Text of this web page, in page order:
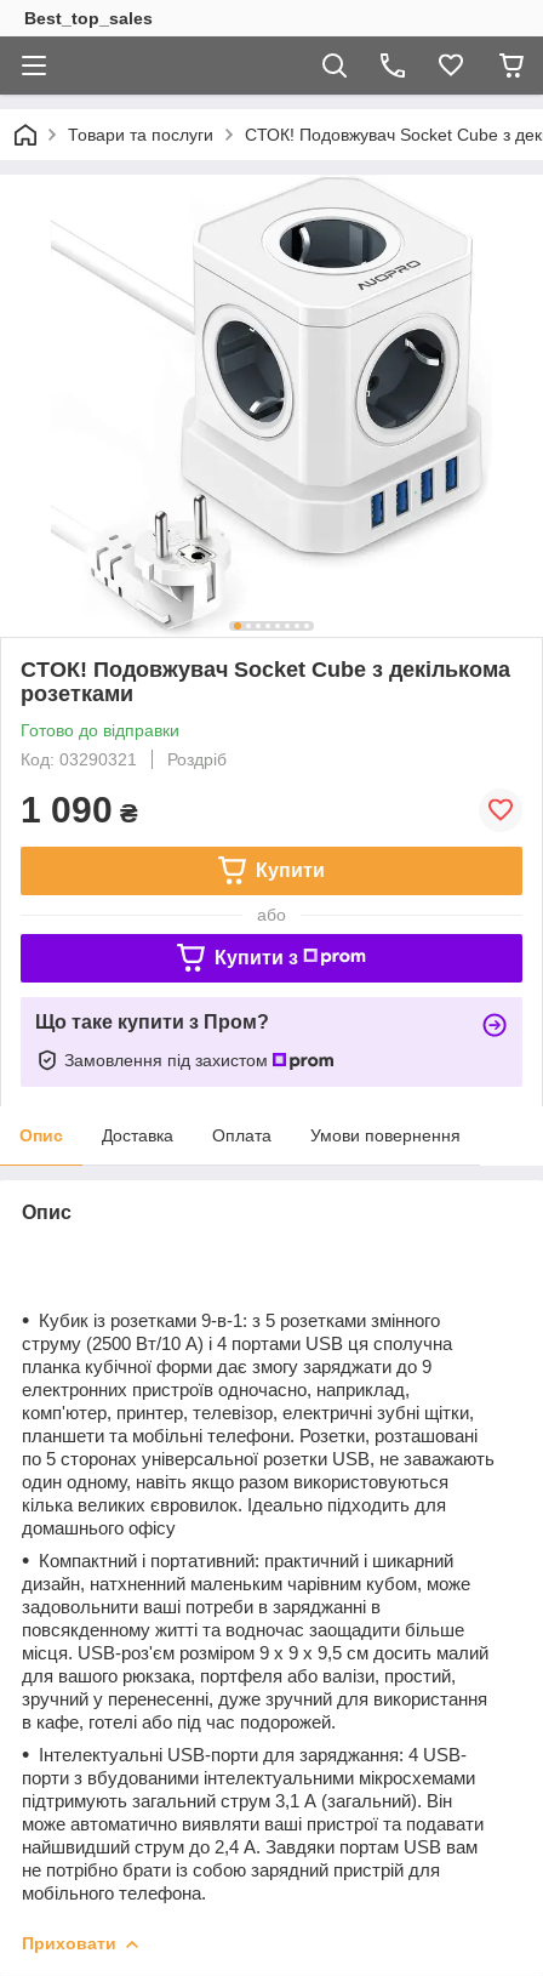
Best_top_sales
Товари та послуги СТОК! Подовжувач Socket Cube з
СТОК! Подовжувач Socket Cube з декількома
розетками
Готово до відправки
Код: 03290321
Роздріб
1 090 ₴
Купити
або
Купити з
Що таке купити з Пром?
Замовлення під захистом
Опис Доставка Оплата Умови повернення
Опис
Кубик із розетками 9-в-1: з 5 розетками змінного
струму (2500 Вт/10 А) і 4 портами USB ця сполучна
планка кубічної форми дає змогу заряджати до 9
електронних пристроїв одночасно, наприклад,
комп'ютер, принтер, телевізор, електричні зубні щітки,
планшети та мобільні телефони. Розетки, розташовані
по 5 сторонах універсальної розетки USB, не заважають
один одному, навіть якщо разом використовуються
кілька великих євровилок. Ідеально підходить для
домашнього офісу
Компактний і портативний: практичний і шикарний
дизайн, натхненний маленьким чарівним кубом, може
задовольнити ваші потреби в заряджанні в
повсякденному житті та водночас заощадити більше
місця. USB-роз'єм розміром 9 x 9 x 9,5 см досить малий
для вашого рюкзака, портфеля або валізи, простий,
зручний у перенесенні, дуже зручний для використання
в кафе, готелі або під час подорожей.
Інтелектуальні USB-порти для заряджання: 4 USB-
порти з вбудованими інтелектуальними мікросхемами
підтримують загальний струм 3,1 А (загальний). Він
може автоматично виявляти ваші пристрої та подавати
найшвидший струм до 2,4 А. Завдяки портам USB вам
не потрібно брати із собою зарядний пристрій для
мобільного телефона.
Приховати